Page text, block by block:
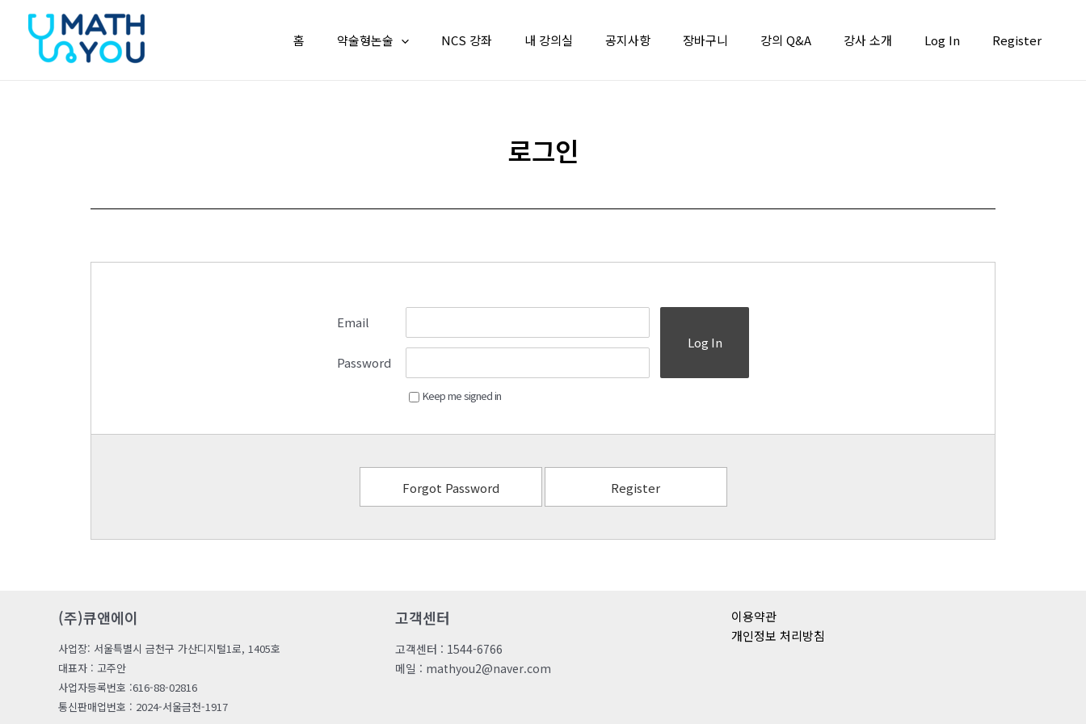
건너뛰기
홈 약술형논술 NCS 강좌 내 강의실 공지사항 장바구니 강의 Q&A 강사 소개 Log In Register
로그인
Email
Password
Keep me signed in
Log In
Forgot Password Register
(주)큐앤에이
사업장: 서울특별시 금천구 가산디지털1로, 1405호
대표자 : 고주안
사업자등록번호 :616-88-02816
통신판매업번호 : 2024-서울금천-1917
고객센터
고객센터 : 1544-6766
메일 : mathyou2@naver.com
이용약관
개인정보 처리방침